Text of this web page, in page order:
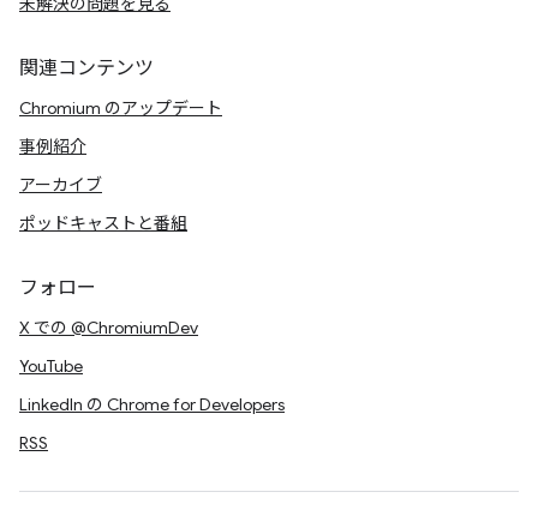
関連コンテンツ
Chromium のアップデート
事例紹介
アーカイブ
ポッドキャストと番組
フォロー
X での @ChromiumDev
YouTube
LinkedIn の Chrome for Developers
RSS